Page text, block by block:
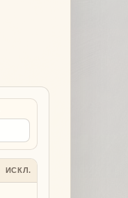
ИСКЛ.